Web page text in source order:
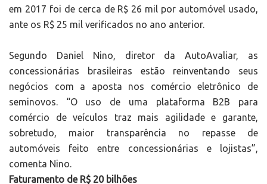
em 2017 foi de cerca de R$ 26 mil por automóvel usado,
ante os R$ 25 mil verificados no ano anterior.
Segundo Daniel Nino, diretor da AutoAvaliar, as
concessionárias brasileiras estão reinventando seus
negócios com a aposta nos comércio eletrônico de
seminovos. “O uso de uma plataforma B2B para
comércio de veículos traz mais agilidade e garante,
sobretudo, maior transparência no repasse de
automóveis feito entre concessionárias e lojistas”,
comenta Nino.
Faturamento de R$ 20 bilhões